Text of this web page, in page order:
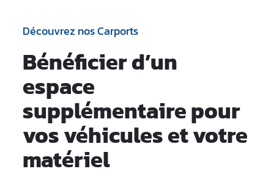
Découvrez nos Carports
Bénéficier d’un
espace
supplémentaire pour
vos véhicules et votre
matériel